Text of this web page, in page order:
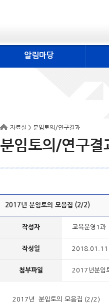
알림마당
자료실 > 분임토의/연구결과
분임토의/연구결
2017년 분임토의 모음집 (2/2)
작성자 교육운영1과
작성일 2018.01.11
첨부파일 2017년분
2017년 분임토의 모음집 (2/2)